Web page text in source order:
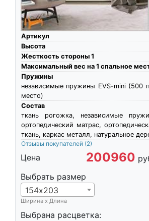
Артикул
Высота
Жесткость стороны 1
Максимальный вес на 1 спальное
Пружины
независимые пружины EVS-mini (500
место)
Состав
ткань рогожка, независимые
ортопедический матрас,
ткань, каркас металл, натуральное
Отзывы покупателей (2)
Цена 200960
Выбрать размер
154х203
Ширина х Длина
Выбрана расцветка: